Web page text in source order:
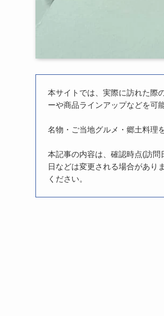
本サイトでは、実際に訪れた際
ーや商品ラインアップなどを可
名物・ご当地グルメ・郷土料理
本記事の内容は、確認時点(訪
日などは変更される場合があり
ください。